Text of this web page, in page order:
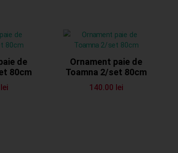
de
80cm
lei
Ornament paie de
Toamna 2/set 80cm
140.00 lei